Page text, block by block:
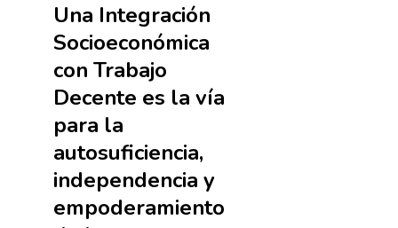
Una Integración
Socioeconómica
con Trabajo
Decente es la ví­a
para la
autosuficiencia,
independencia y
empoderamiento